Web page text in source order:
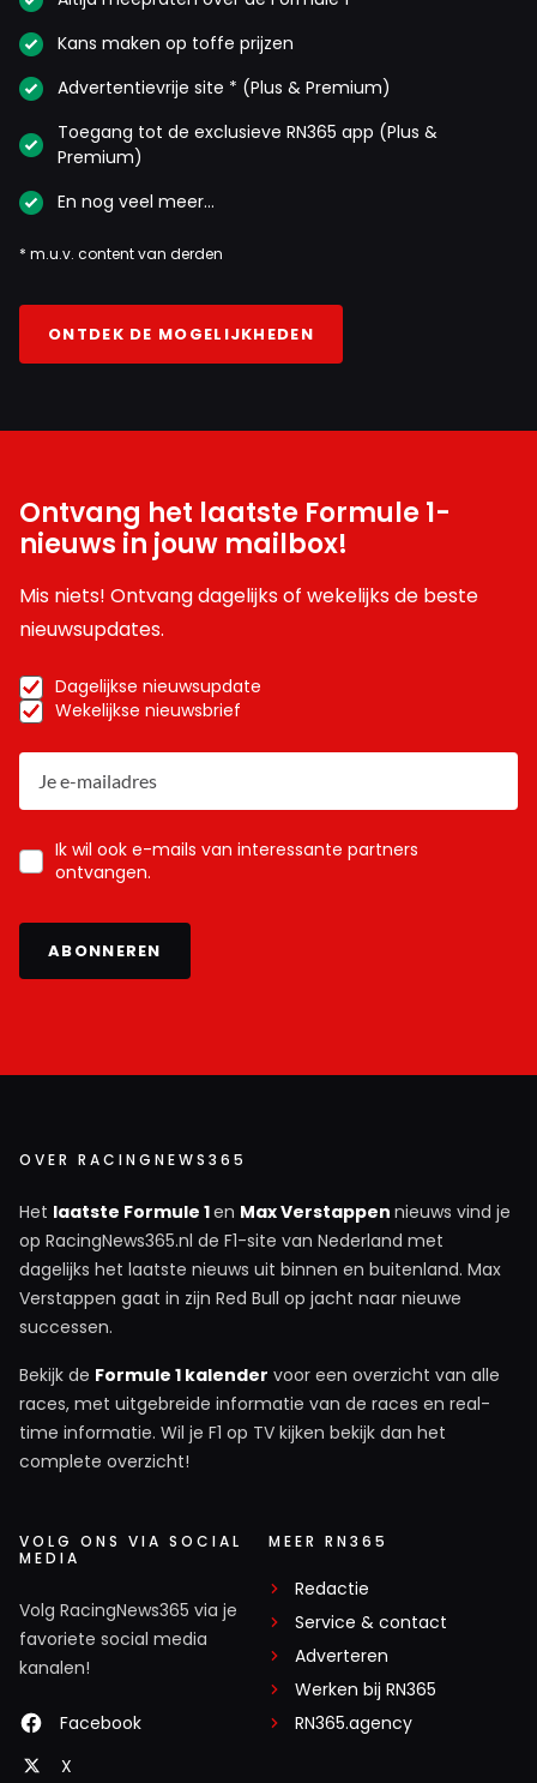
Kans maken op toffe prijzen
Advertentievrije site * (Plus & Premium)
Toegang tot de exclusieve RN365 app (Plus &
Premium)
En nog veel meer…
* m.u.v. content van derden
ONTDEK DE MOGELIJKHEDEN
Ontvang het laatste Formule 1-
nieuws in jouw mailbox!
Mis niets! Ontvang dagelijks of wekelijks de beste
nieuwsupdates.
Dagelijkse nieuwsupdate
Wekelijkse nieuwsbrief
Ik wil ook e-mails van interessante partners
ontvangen.
ABONNEREN
OVER RACINGNEWS365
Het laatste Formule 1en Max Verstappen nieuws vind je
op RacingNews365.nl de F1-site van Nederland met
dagelijks het laatste nieuws uit binnen en buitenland. Max
Verstappen gaat in zijn Red Bull op jacht naar nieuwe
successen.
Bekijk de Formule 1 kalender voor een overzicht van alle
races, met uitgebreide informatie van de races en real-
time informatie. Wil je F1 op TV kijken bekijk dan het
complete overzicht!
VOLG ONS VIA SOCIAL
MEDIA
Volg RacingNews365 via je
favoriete social media
kanalen!
Facebook
X
MEER RN365
Redactie
Service & contact
Adverteren
Werken bij RN365
RN365.agency